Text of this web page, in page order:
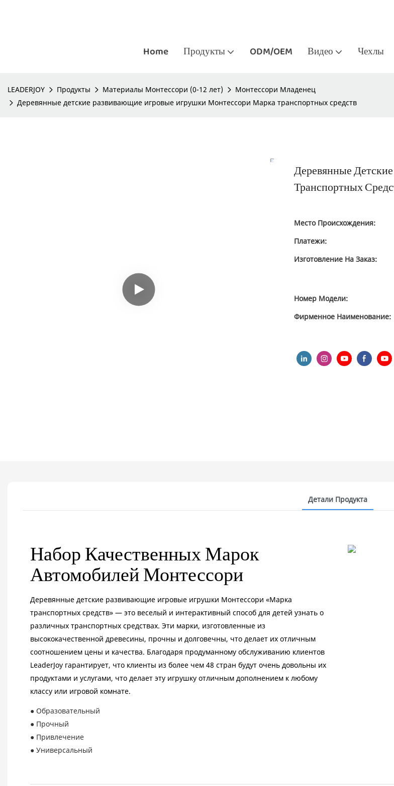
Home Продукты ODM/OEM Видео Чехлы
LEADERJOY Продукты Материалы Монтессори (0-12 лет)
Монтессори Младенец
Деревянные детские развивающие игровые игрушки Монтессори Марка транспортных средств
Деревянные
Транспортных
Место Происхождения:
Платежи:
Изготовление На Заказ:
Номер Модели:
Фирменное Наименование:
Детали Продукта
Набор Качественных Марок
Автомобилей Монтессори
Деревянные детские развивающие игровые игрушки Монтессори «Марка
транспортных средств» — это веселый и интерактивный способ для детей узнать о
различных транспортных средствах. Эти марки, изготовленные из
высококачественной древесины, прочны и долговечны, что делает их отличным
соотношением цены и качества. Благодаря продуманному обслуживанию клиентов
LeaderJoy гарантирует, что клиенты из более чем 48 стран будут очень довольны их
продуктами и услугами, что делает эту игрушку отличным дополнением к любому
классу или игровой комнате.
● Образовательный
● Прочный
● Привлечение
● Универсальный